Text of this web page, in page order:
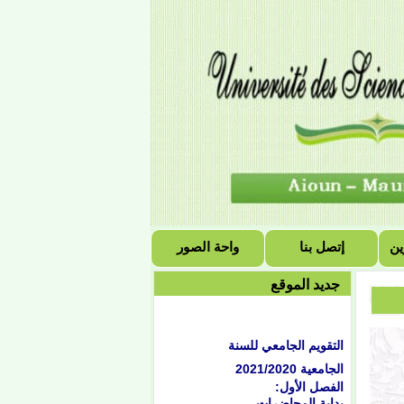
واحة الصور إتصل بنا
جديد الموقع
الفصل الأول:
بداية المحاضرات